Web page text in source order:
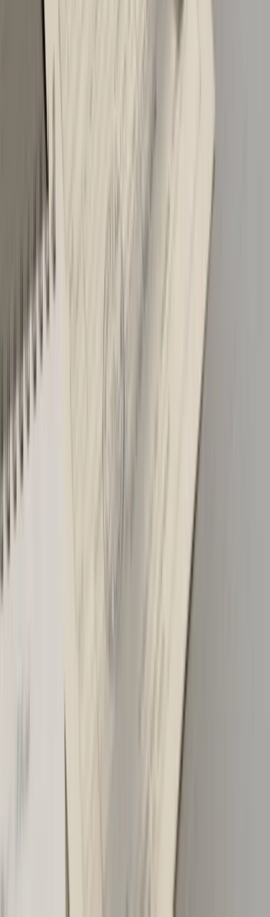
AO osiguranje je daleko najveća pojedinačna stavka
kada registruješ vozilo - često čini i više od polovine
ukupnog iznosa. Uz AO, tu su naknada za puteve,
tehnički pregled, ekološka naknada i administrativne
takse, pa konačan račun zna iznenaditi. Ako želiš vidjeti
svaku stavku, isprobaj naš
registracije
čuvaju bonus
finansijskom smislu, ne zbog štete na autu, nego zbog
odluka koje donosite u prvih 30 minuta. Evo redoslijeda
Prvo, sigurnost. Uključite sva četiri smjerokaza, izvucite
putnike sa kolovoza. Ako je iko povrijeđen, hitna prije
Drugo, dokumentacija. Fotografišite poziciju vozila prije
nego što ih pomjerite (ako je sudar lakši, vozila se
Slikajte oštećenja sa više uglova, slikajte saobraćajne
dozvole obje strane, polise AO i lične karte. Te slike su
vam dokaz u slučaju nesporazuma kasnije.
Treće, evropski izvještaj. Ako je šteta materijalna i mala
ili drogu), popunite evropski izvještaj. To je dvostruki
obrazac koji oba vozača potpisuju i koji eliminiše
potrebu za policijom. Bitno: izvještaj se popunjava na
licu mjesta, ne kasnije, i niko se ne smije udaljiti dok obje
Četvrto, odluka o prijavi. Tu se najviše bonusa gubi
nepotrebno. Ako ste vi krivac i šteta je očito mala,
popričajte sa drugom stranom o nagodbi mimo
osiguranja. Mnogi pristanu, naročito ako je oštećenje
nemaju daljnjih potraživanja, i bonus vam ostaje.
Peto, prijava ako je neophodna. Ako idete preko polise,
prijavu radite u roku predviđenom uslovima polise
(najčešće 3 dana). Donosite saobraćajnu, evropski